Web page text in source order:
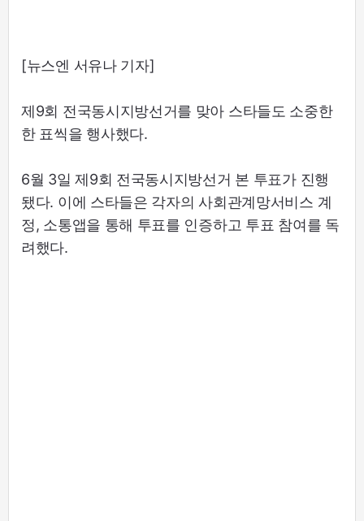
[뉴스엔 서유나 기자]
제9회 전국동시지방선거를 맞아 스타들도 소중한
한 표씩을 행사했다.
6월 3일 제9회 전국동시지방선거 본 투표가 진행
됐다. 이에 스타들은 각자의 사회관계망서비스 계
정, 소통앱을 통해 투표를 인증하고 투표 참여를 독
려했다.